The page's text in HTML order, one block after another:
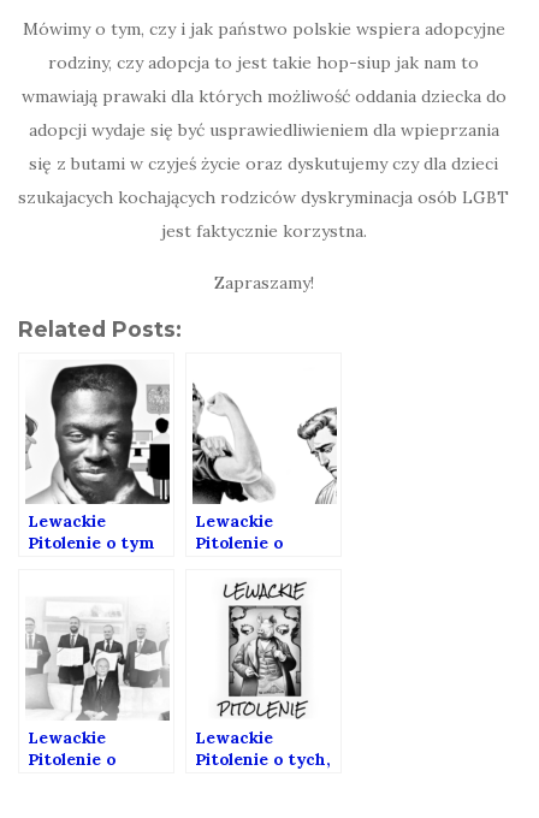
Mówimy o tym, czy i jak państwo polskie wspiera adopcyjne
rodziny, czy adopcja to jest takie hop-siup jak nam to
wmawiają prawaki dla których możliwość oddania dziecka do
adopcji wydaje się być usprawiedliwieniem dla wpieprzania
się z butami w czyjeś życie oraz dyskutujemy czy dla dzieci
szukajacych kochających rodziców dyskryminacja osób LGBT
jest faktycznie korzystna.
Zapraszamy!
Related Posts:
Lewackie
Pitolenie o tym
paszportami w
twarz
Lewackie
Pitolenie o
mężczyzn
Lewackie
Pitolenie o
Lewackie
Pitolenie o tych,